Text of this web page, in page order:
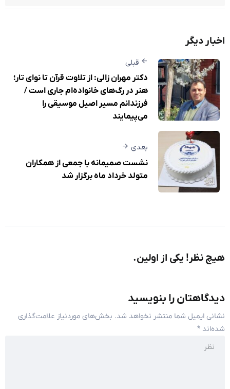
اخبار دیگر
قبلی
دکتر مهران زالی: از تلاوت قرآن تا نوای تار؛
هنر در رگ‌های خانواده‌ام جاری است /
فرزندانم مسیر اصیل موسیقی را
می‌پیمایند
بعدی
نشست صمیمانه با جمعی از همکاران
متولد خرداد ماه برگزار شد
هیچ نظر! یکی از اولین.
دیدگاهتان را بنویسید
نشانی ایمیل شما منتشر نخواهد شد. بخش‌های موردنیاز علامت‌گذاری
شده‌اند *